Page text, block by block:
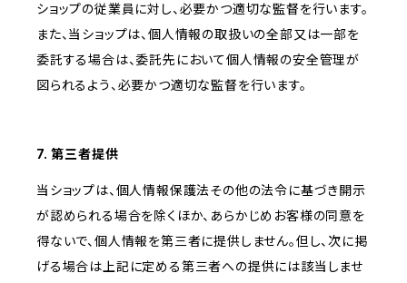
ショップの従業員に対し、必要かつ適切な監督を行います。
また、当ショップは、個人情報の取扱いの全部又は一部を
委託する場合は、委託先において個人情報の安全管理が
図られるよう、必要かつ適切な監督を行います。
7. 第三者提供
当ショップは、個人情報保護法その他の法令に基づき開示
が認められる場合を除くほか、あらかじめお客様の同意を
得ないで、個人情報を第三者に提供しません。但し、次に掲
げる場合は上記に定める第三者への提供には該当しませ